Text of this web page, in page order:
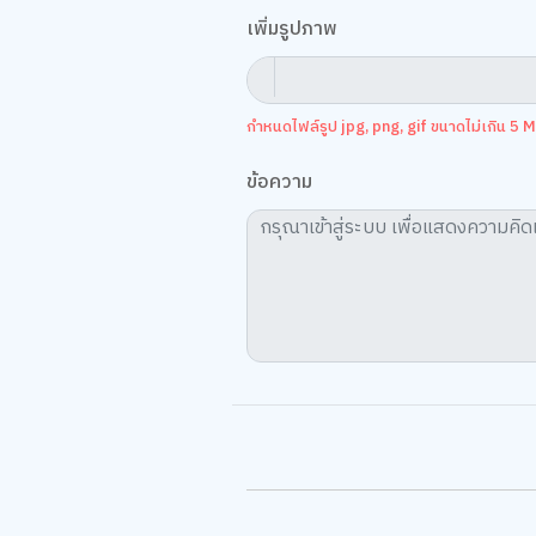
เพิ่มรูปภาพ
กำหนดไฟล์รูป jpg, png, gif ขนาดไม่เกิน 5
ข้อความ